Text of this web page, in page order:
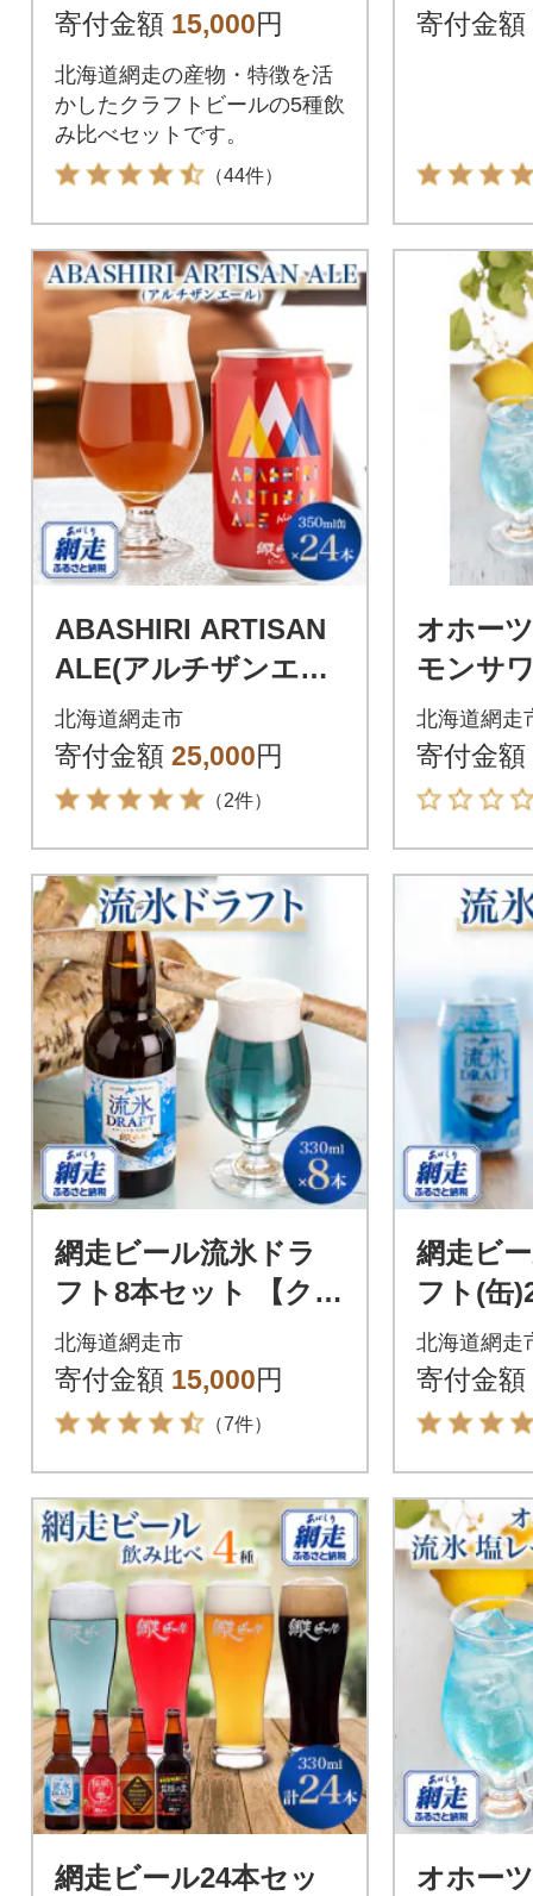
寄付金額 15,000円
北海道網走の産物・特徴を活
かしたクラフトビールの5種飲
み比べセットです。
（44件）
寄付金額
ABASHIRI ARTISAN
ALE(アルチザンエー
ル)24本セット【クラ
フトビール】
北海道網走市
寄付金額 25,000円
（2件）
オホー
モンサ
ml×4本
北海道網走
寄付金額
網走ビール流氷ドラ
フト8本セット 【クラ
フトビール】
北海道網走市
寄付金額 15,000円
（7件）
網走ビ
フト(缶
【クラ
北海道網走
寄付金額
網走ビール24本セッ
オホー